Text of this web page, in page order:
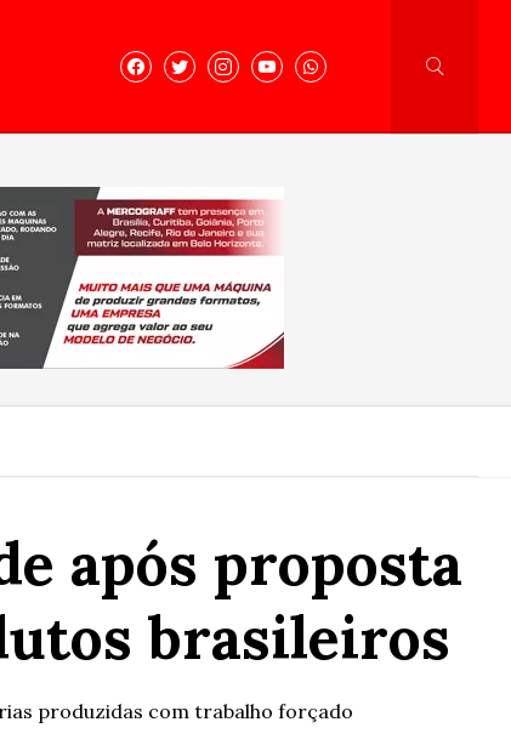
após proposta
brasileiros
produzidas com trabalho forçado